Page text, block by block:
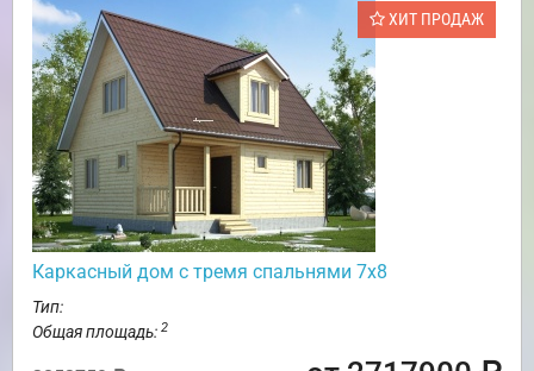
ХИТ ПРОДАЖ
Каркасный дом с тремя спальнями 7х8
Тип:
Общая площадь: 2